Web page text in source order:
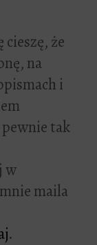
że
na
i
tak
w
maila
.